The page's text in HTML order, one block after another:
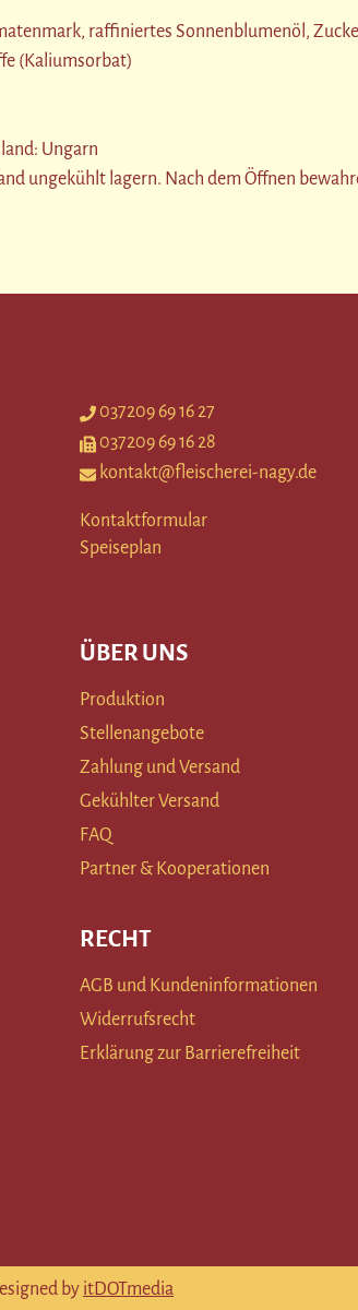
raffiniertes Sonnenblumenöl,
(Kaliumsorbat)
Ungarn
ungekühlt lagern. Nach dem Öffnen
037209 69 16 27
037209 69 16 28
kontakt@fleischerei-nagy.de
Kontaktformular
Speiseplan
ÜBER UNS
Produktion
Stellenangebote
Zahlung und Versand
Gekühlter Versand
FAQ
Partner & Kooperationen
RECHT
AGB und Kundeninformationen
Widerrufsrecht
Erklärung zur Barrierefreiheit
by itDOTmedia